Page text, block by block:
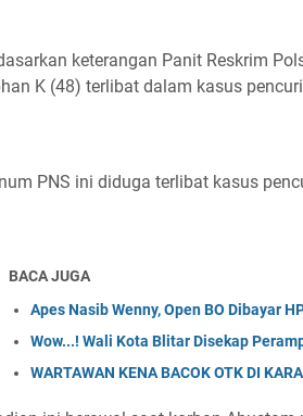
keterangan Panit Reskrim
K (48) terlibat dalam kasus
PNS ini diduga terlibat kasus
BACA JUGA
Apes Nasib Wenny, Open BO Dibayar
Wow...! Wali Kota Blitar Disekap
WARTAWAN KENA BACOK OTK DI